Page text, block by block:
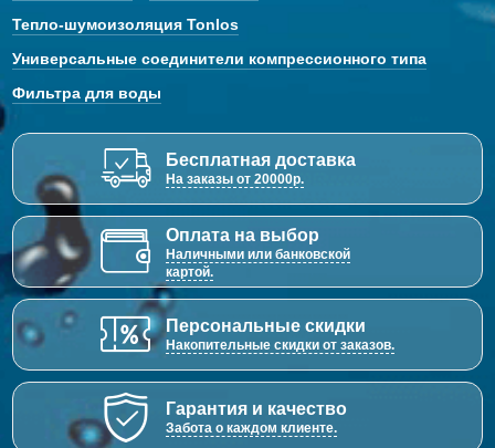
Тепло-шумоизоляция Tonlos
Универсальные соединители компрессионного типа
Фильтра для воды
Бесплатная доставка
На заказы от 20000р.
Оплата на выбор
Наличными или банковской
картой.
Персональные скидки
Накопительные скидки от заказов.
Гарантия и качество
Забота о каждом клиенте.